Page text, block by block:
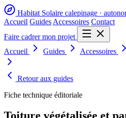
Habitat Solaire calepinage ·
Accueil Guides Accessoires Contact
Faire cadrer mon projet
Accueil
Guides Accessoires
Retour aux guides
Fiche technique éditoriale